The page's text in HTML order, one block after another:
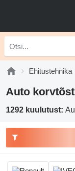
Ehitustehnika
Auto
1292 kuulutust: